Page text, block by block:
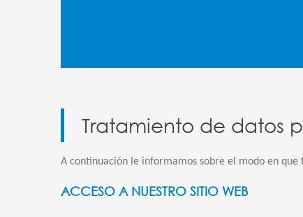
Tratamiento de datos
A continuación le informamos sobre el modo en
ACCESO A NUESTRO SITIO WEB